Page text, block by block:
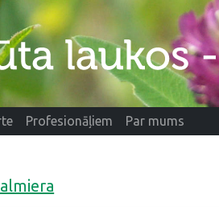
Profesionāļiem Par mums